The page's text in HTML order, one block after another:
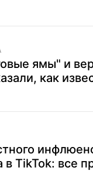
ямы" и
как
в TikTok: все